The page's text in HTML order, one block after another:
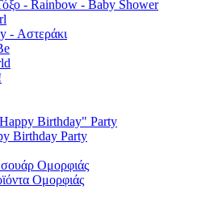
- Rainbow - Baby Shower
- Αστεράκι
Birthday" Party
Birthday Party
Ομορφιάς
Ομορφιάς